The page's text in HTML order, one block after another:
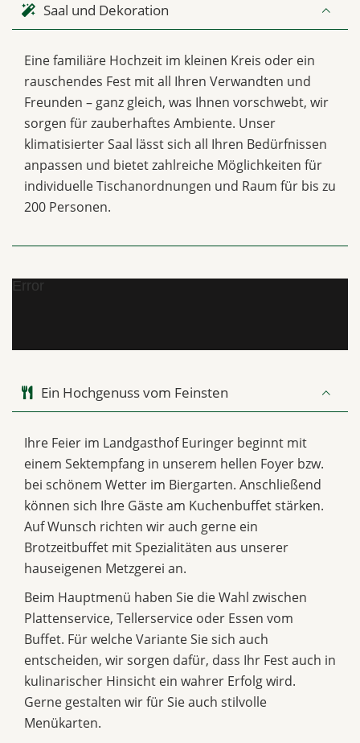
Saal und Dekoration
Eine familiäre Hochzeit im kleinen Kreis oder ein
rauschendes Fest mit all Ihren Verwandten und
Freunden – ganz gleich, was Ihnen vorschwebt, wir
sorgen für zauberhaftes Ambiente. Unser
klimatisierter Saal lässt sich all Ihren Bedürfnissen
anpassen und bietet zahlreiche Möglichkeiten für
individuelle Tischanordnungen und Raum für bis zu
200 Personen.
Error
Ein Hochgenuss vom Feinsten
Ihre Feier im Landgasthof Euringer beginnt mit
einem Sektempfang in unserem hellen Foyer bzw.
bei schönem Wetter im Biergarten. Anschließend
können sich Ihre Gäste am Kuchenbuffet stärken.
Auf Wunsch richten wir auch gerne ein
Brotzeitbuffet mit Spezialitäten aus unserer
hauseigenen Metzgerei an.
Beim Hauptmenü haben Sie die Wahl zwischen
Plattenservice, Tellerservice oder Essen vom
Buffet. Für welche Variante Sie sich auch
entscheiden, wir sorgen dafür, dass Ihr Fest auch in
kulinarischer Hinsicht ein wahrer Erfolg wird.
Gerne gestalten wir für Sie auch stilvolle
Menükarten.